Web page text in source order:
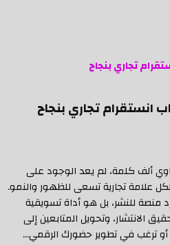
تجاري بنجاح
انستقرام تجاري بنجاح
ألف كلمة، لم يعد الوجود على
لكل علامة تجارية تسعى للظهور والنمو.
منصة للنشر، بل هو أداة تسويقية
الانتشار، وتحويل المتابعين إلى
ترغب في تطوير حضورك الرقمي…